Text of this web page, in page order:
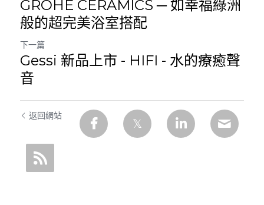
GROHE CERAMICS ─ 如幸福綠洲
般的超完美浴室搭配
下一篇
Gessi 新品上市 - HIFI - 水的療癒聲
音
返回網站